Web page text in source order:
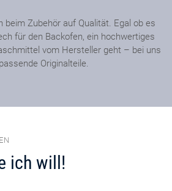
beim Zubehör auf Qualität. Egal ob es
für den Backofen, ein hochwertiges
vom Hersteller geht – bei uns
Originalteile.
ich will!